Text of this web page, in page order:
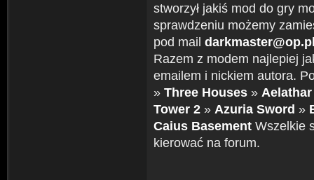
stworzył jakiś mod do gry
sprawdzeniu możemy
pod mail
Razem z modem najlepiej
emailem i nickiem autora.
» Three Houses » Aelathar
Tower 2 » Azuria Sword »
Caius Basement Wszelkie
kierować na forum.